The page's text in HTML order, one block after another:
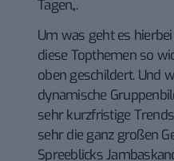
Tagen„.
Um was geht es
diese Topthemen so
oben geschildert. Und
dynamische
sehr kurzfristige
sehr die ganz großen
Spreeblicks